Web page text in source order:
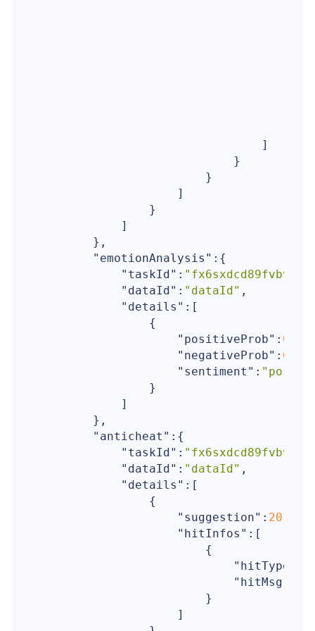
                                ]
                            }
                        }
                    ]
                }
            ]
        },
"emotionAnalysis" :{
"taskId" :
"dataId" : "dataId" ,
"details" :[
                {
"positiveProb" : 0.5
"negativeProb" : 0
"sentiment" :
                }
            ]
        },
"anticheat" :{
"taskId" :
"dataId" : "dataId" ,
"details" :[
                {
"suggestion" : 20
"hitInfos" :[
                        {
"hitType"
"hitMsg"
                        }
                    ]